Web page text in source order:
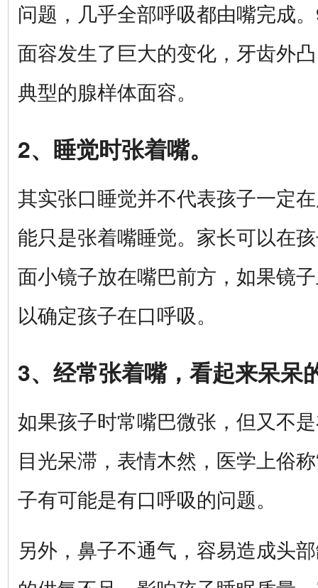
问题，几乎全部呼吸都由嘴完成
面容发生了巨大的变化，牙齿外
典型的腺样体面容。
2、睡觉时张着嘴。
其实张口睡觉并不代表孩子一定
能只是张着嘴睡觉。家长可以在
面小镜子放在嘴巴前方，如果镜
以确定孩子在口呼吸。
3、经常张着嘴，看起来呆呆
如果孩子时常嘴巴微张，但又不
目光呆滞，表情木然，医学上俗
子有可能是有口呼吸的问题。
另外，鼻子不通气，容易造成头